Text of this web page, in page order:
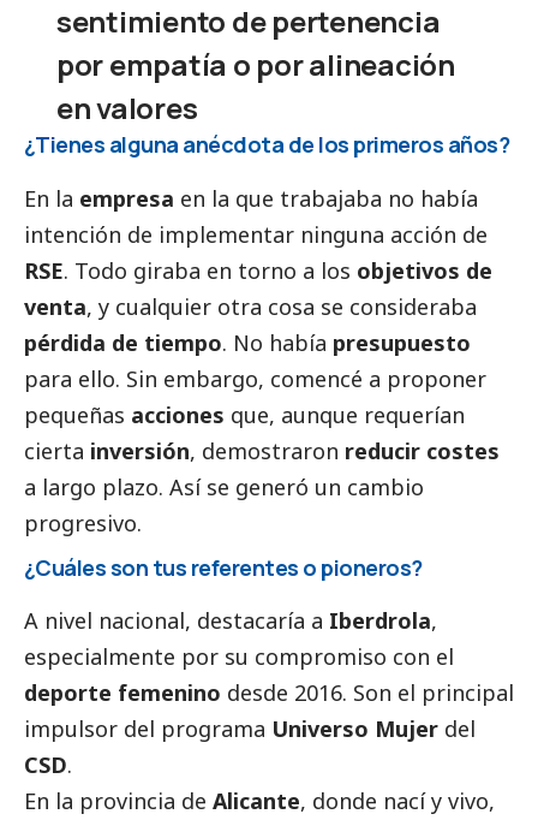
sentimiento de pertenencia
por empatía o por alineación
en valores
¿Tienes alguna anécdota de los primeros años?
En la empresa en la que trabajaba no había
intención de implementar ninguna acción de
RSE. Todo giraba en torno a los objetivos de
venta, y cualquier otra cosa se consideraba
pérdida de tiempo. No había presupuesto
para ello. Sin embargo, comencé a proponer
pequeñas acciones que, aunque requerían
cierta inversión, demostraron reducir costes
a largo plazo. Así se generó un cambio
progresivo.
¿Cuáles son tus referentes o pioneros?
A nivel nacional, destacaría a Iberdrola,
especialmente por su compromiso con el
deporte femenino desde 2016. Son el principal
impulsor del programa Universo Mujer del
CSD.
En la provincia de Alicante, donde nací y vivo,